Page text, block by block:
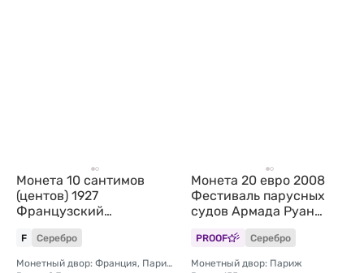
Монета 10 сантимов
(центов) 1927
Французский
Индокитай
F Серебро
Монетный двор: Франция, Париж
Монета 20 евро 2008
Фестиваль парусных
судов Армада Руан
Франция
PROOF Серебро
Монетный двор: Париж